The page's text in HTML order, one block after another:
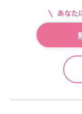
あなた